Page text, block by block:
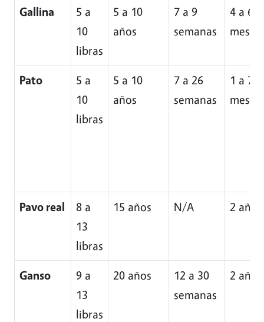
Gallina
5 a
10
libras
5 a 10
años
7 a 9
semanas
4 a 6
meses
Pato
5 a
10
libras
5 a 10
años
7 a 26
semanas
1 a 7
meses
Pavo real
8 a
13
libras
15 años N/A 2 años
Ganso
9 a
13
libras
20 años
12 a 30
semanas
2 años